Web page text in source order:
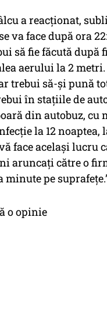
a reacționat,
va face după ora
să fie făcută după
aerului la 2
trebui să-și pună
în stațiile de
din autobuz,
la 12
face același lucru
aruncați către o
pe
o opinie